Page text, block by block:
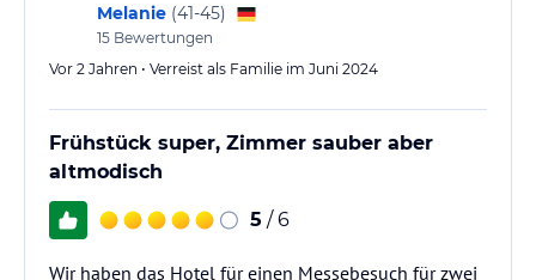
Melanie (41-45)
15 Bewertungen
Vor 2 Jahren • Verreist als Familie im Juni 2024
Frühstück super, Zimmer sauber aber
altmodisch
5 / 6
Wir haben das Hotel für einen Messebesuch für zwei